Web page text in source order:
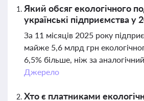
Який обсяг екологічного
українські підприємства у
За 11 місяців 2025 року
майже 5,6 млрд грн
6,5% більше, ніж за
Джерело
Хто є платниками